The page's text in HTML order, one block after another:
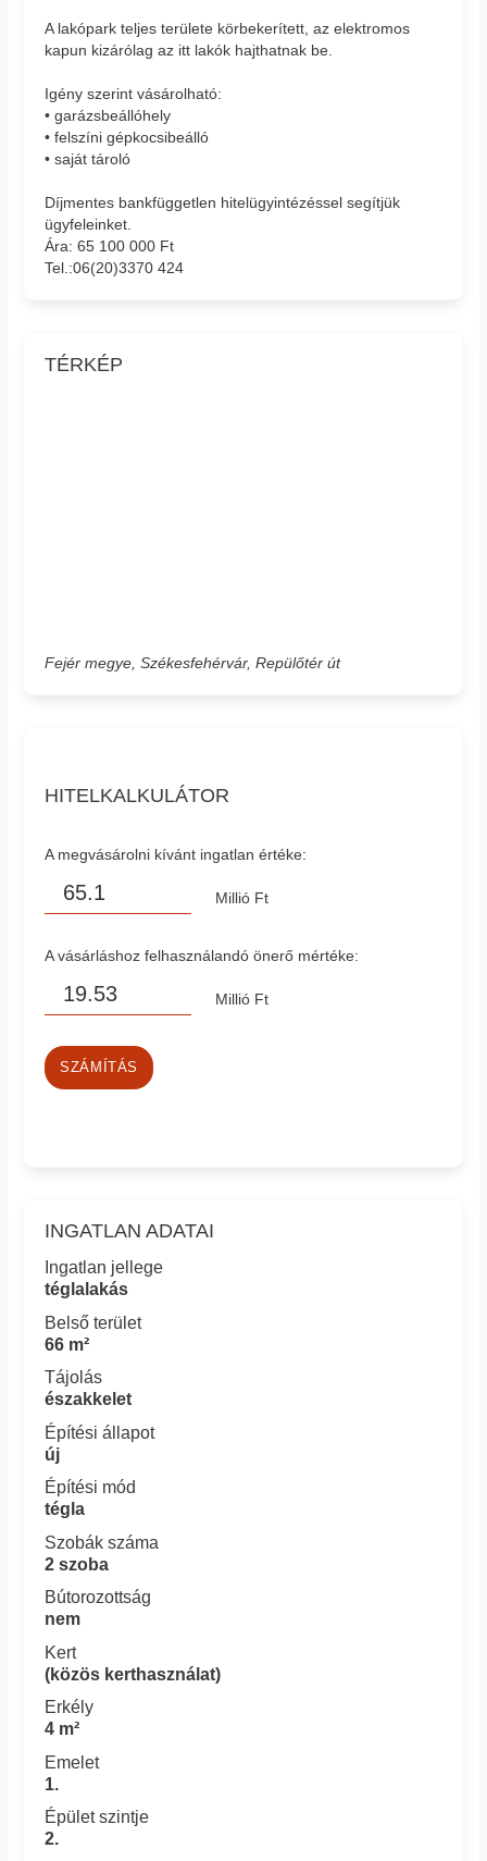
A lakópark teljes területe körbekerített, az elektromos
kapun kizárólag az itt lakók hajthatnak be.
Igény szerint vásárolható:
• garázsbeállóhely
• felszíni gépkocsibeálló
• saját tároló
Díjmentes bankfüggetlen hitelügyintézéssel segítjük
ügyfeleinket.
Ára: 65 100 000 Ft
Tel.:06(20)3370 424
TÉRKÉP
Fejér megye, Székesfehérvár, Repülőtér út
HITELKALKULÁTOR
A megvásárolni kívánt ingatlan értéke:
Millió Ft
A vásárláshoz felhasználandó önerő mértéke:
Millió Ft
SZÁMÍTÁS
INGATLAN ADATAI
Ingatlan jellege
téglalakás
Belső terület
66 m²
Tájolás
északkelet
Építési állapot
új
Építési mód
tégla
Szobák száma
2 szoba
Bútorozottság
nem
Kert
(közös kerthasználat)
Erkély
4 m²
Emelet
1.
Épület szintje
2.